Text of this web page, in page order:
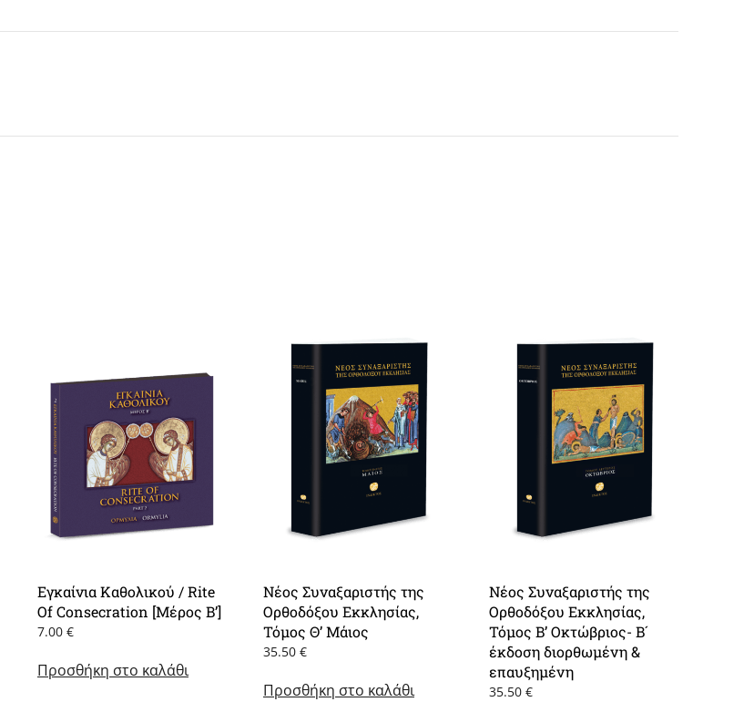
Εγκαίνια Καθολικού / Rite
Of Consecration [Μέρος Β’]
7.00 €
Προσθήκη στο καλάθι
Νέος Συναξαριστής της
Ορθοδόξου Εκκλησίας,
Τόμος Θ’ Μάιος
35.50 €
Προσθήκη στο καλάθι
Νέος Συναξαριστής της
Ορθοδόξου Εκκλησίας,
Τόμος Β’ Οκτώβριος- Β´
έκδοση διορθωμένη &
επαυξημένη
35.50 €